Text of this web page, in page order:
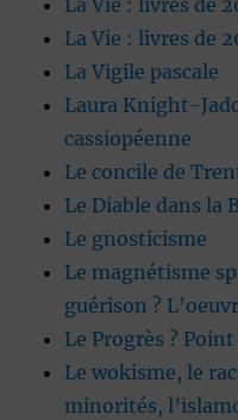
La Vie : livres de
La Vie : livres de
La Vigile pascale
Laura Knight-
cassiopéenne
Le concile de
Le Diable dans la
Le gnosticisme
Le magnétisme
guérison ?
Le Progrès ?
Le wokisme, le
minorités,